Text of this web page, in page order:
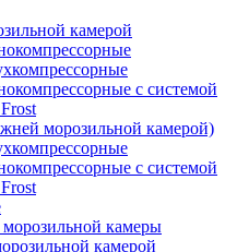
камерой
с системой
морозильной камерой)
с системой
морозильной камеры
камерой